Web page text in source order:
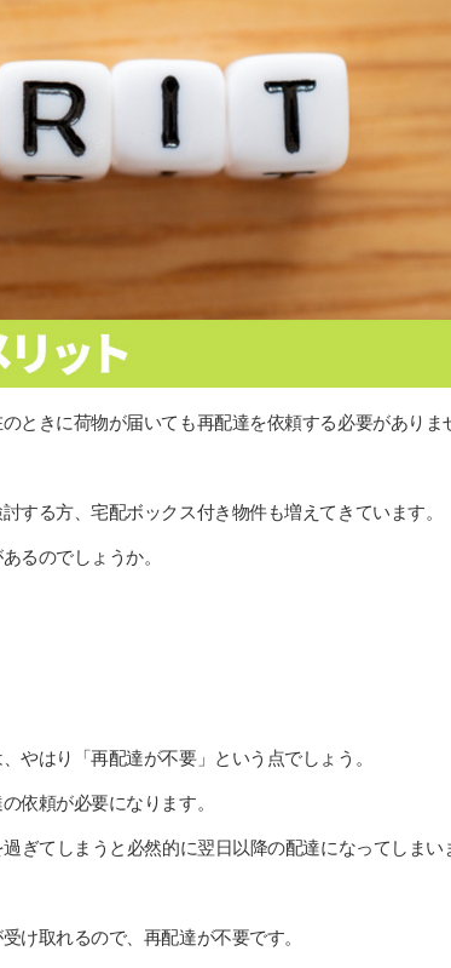
ときに荷物が届いても再配達を依頼する必要がありま
する方、宅配ボックス付き物件も増えてきています。
るのでしょうか。
やはり「再配達が不要」という点でしょう。
依頼が必要になります。
ぎてしまうと必然的に翌日以降の配達になってしまい
け取れるので、再配達が不要です。